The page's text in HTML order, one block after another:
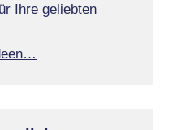
Ihre geliebten